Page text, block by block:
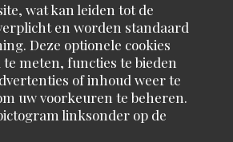
wat kan leiden tot de
en worden standaard
Deze optionele cookies
meten, functies te bieden
of inhoud weer te
uw voorkeuren te beheren.
linksonder op de
Visite virtuelle